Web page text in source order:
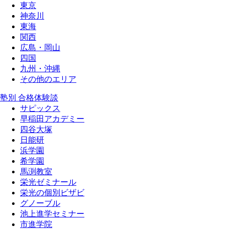
東京
神奈川
東海
関西
広島・岡山
四国
九州・沖縄
その他のエリア
塾別 合格体験談
サピックス
早稲田アカデミー
四谷大塚
日能研
浜学園
希学園
馬渕教室
栄光ゼミナール
栄光の個別ビザビ
グノーブル
池上進学セミナー
市進学院